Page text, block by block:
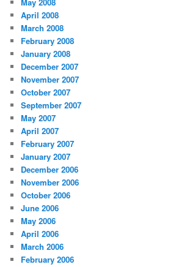
April 2008
March 2008
February 2008
January 2008
December 2007
November 2007
October 2007
September 2007
May 2007
April 2007
February 2007
January 2007
December 2006
November 2006
October 2006
June 2006
May 2006
April 2006
March 2006
February 2006